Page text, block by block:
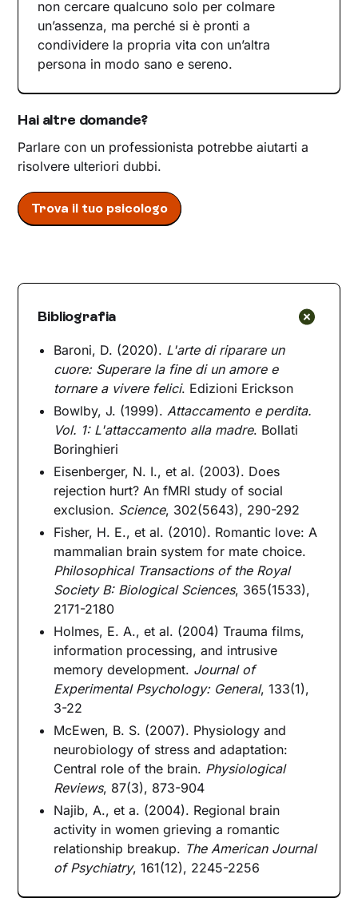
non cercare qualcuno solo per colmare
un’assenza, ma perché si è pronti a
condividere la propria vita con un’altra
persona in modo sano e sereno.
Hai altre domande?
Parlare con un professionista potrebbe aiutarti a
risolvere ulteriori dubbi.
Trova il tuo psicologo
Bibliografia
Baroni, D. (2020). L'arte di riparare un
cuore: Superare la fine di un amore e
tornare a vivere felici. Edizioni Erickson
Bowlby, J. (1999). Attaccamento e perdita.
Vol. 1: L'attaccamento alla madre. Bollati
Boringhieri
Eisenberger, N. I., et al. (2003). Does
rejection hurt? An fMRI study of social
exclusion. Science, 302(5643), 290-292
Fisher, H. E., et al. (2010). Romantic love: A
mammalian brain system for mate choice.
Philosophical Transactions of the Royal
Society B: Biological Sciences, 365(1533),
2171-2180
Holmes, E. A., et al. (2004) Trauma films,
information processing, and intrusive
memory development. Journal of
Experimental Psychology: General, 133(1),
3-22
McEwen, B. S. (2007). Physiology and
neurobiology of stress and adaptation:
Central role of the brain. Physiological
Reviews, 87(3), 873-904
Najib, A., et a. (2004). Regional brain
activity in women grieving a romantic
relationship breakup. The American Journal
of Psychiatry, 161(12), 2245-2256